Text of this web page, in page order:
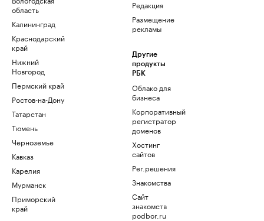
область
Калининград
Краснодарский
край
Нижний
Новгород
Пермский край
Ростов-на-Дону
Татарстан
Тюмень
Черноземье
Кавказ
Карелия
Мурманск
Приморский
край
Редакция
Размещение
рекламы
Другие
продукты
РБК
Облако для
бизнеса
Корпоративный
регистратор
доменов
Хостинг
сайтов
Рег.решения
Знакомства
Сайт
знакомств
podbor.ru